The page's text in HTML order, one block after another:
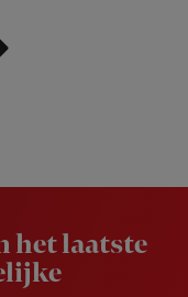
het laatste